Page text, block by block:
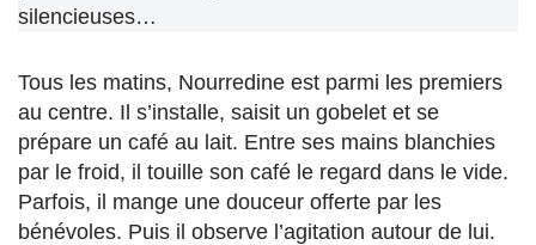
silencieuses…
Tous les matins, Nourredine est parmi les premiers
au centre. Il s’installe, saisit un gobelet et se
prépare un café au lait. Entre ses mains blanchies
par le froid, il touille son café le regard dans le vide.
Parfois, il mange une douceur offerte par les
bénévoles. Puis il observe l’agitation autour de lui.